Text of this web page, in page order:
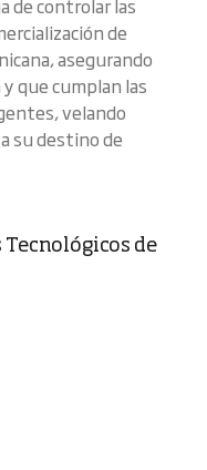
de controlar las
de
asegurando
que cumplan las
velando
su destino de
Tecnológicos de